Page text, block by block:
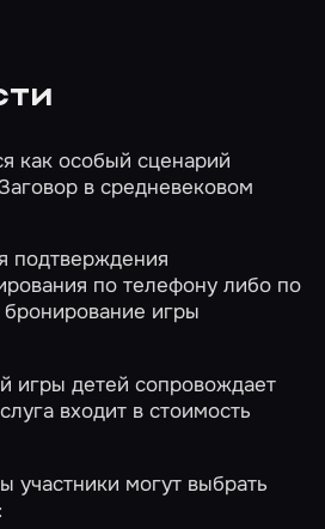
как особый сценарий
в средневековом
подтверждения
по телефону либо по
игры
игры детей сопровождает
входит в стоимость
участники могут выбрать